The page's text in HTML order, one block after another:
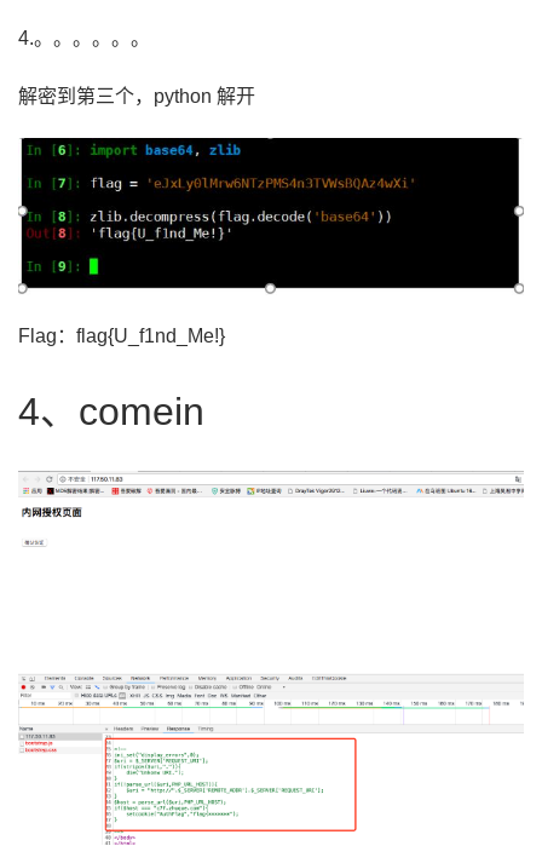
4.。。。。。。
解密到 第三个，python 解开
Flag：flag{U_f1nd_Me!}
4、comein